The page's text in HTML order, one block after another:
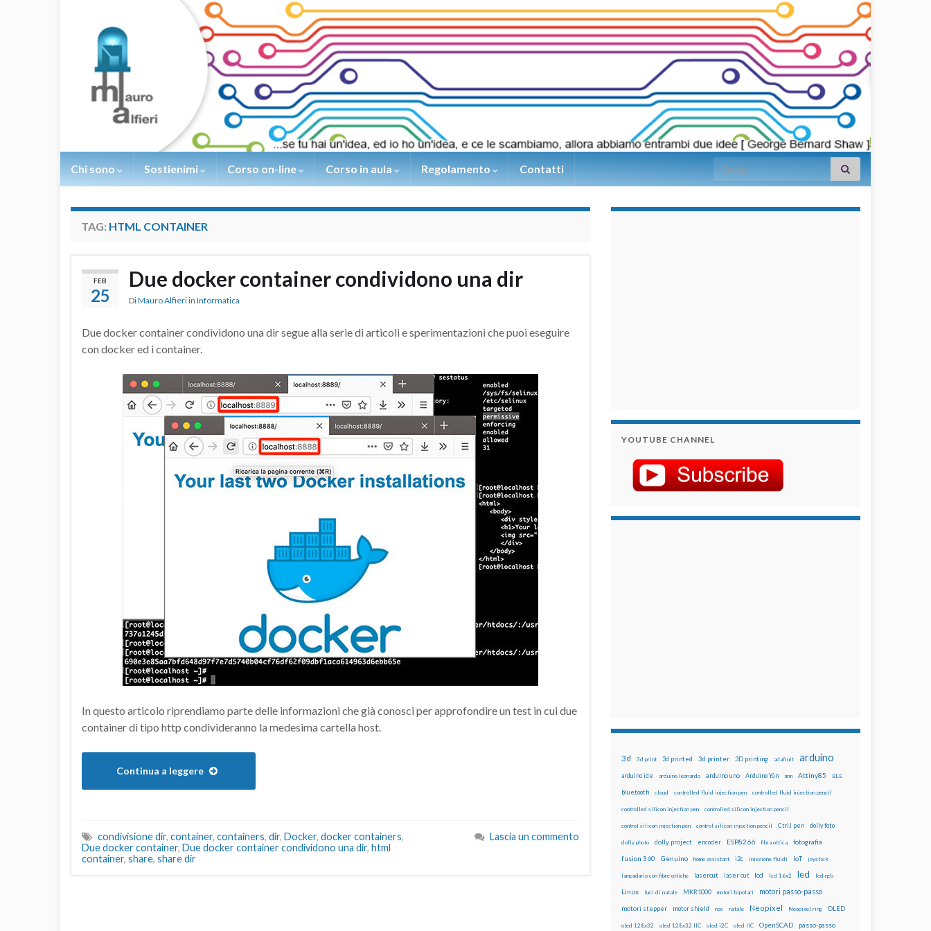
Chi sono Sostienimi Corso on-line Corso in aula Regolamento Contatti Search for:
TAG: HTML CONTAINER
FEB
25
Due docker container condividono una dir
DiMauro Alfieri in Informatica
Due docker container condividono una dir segue alla serie di articoli e sperimentazioni che puoi eseguire
con docker ed i container.
In questo articolo riprendiamo parte delle informazioni che già conosci per approfondire un test in cui due
container di tipo http condivideranno la medesima cartella host.
Continua a leggere
condivisione dir, container, containers, dir, Docker, docker containers,
Due docker container, Due docker container condividono una dir, html
container, share, share dir
Lascia un commento
YOUTUBE CHANNEL
3d 3d print 3d printed 3d printer 3D printing adafruit arduino
arduino ide arduino leonardo arduino uno Arduino Yún arm Attiny85 BLE
bluetooth cloud controlled fluid injection pen controlled fluid injection pencil
controlled silicon injection pen controlled silicon injection pencil
control silicon injection pen control silicon injection pencil CtrlJ pen dolly foto
dolly photo dolly project encoder ESP8266 fibra ottica fotografia
fusion 360 Genuino home assistant i2c iniezione fluidi IoT joystick
lampadario con fibre ottiche lasercut laser cut lcd lcd 16x2 led led rgb
Linux luci di natale MKR1000 motori bipolari motori passo-passo
motori stepper motor shield nas natale Neopixel Neopixel ring OLED
oled 128x32 oled 128x32 IIC oled i2C oled IIC OpenSCAD passo-passo